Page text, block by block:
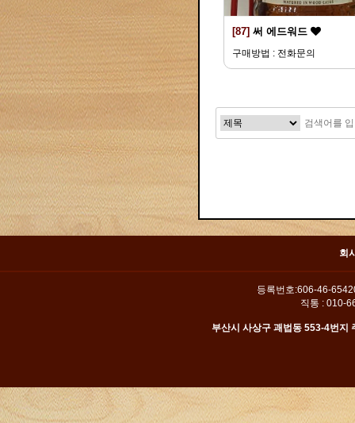
[87] 써 에드워드
구매방법 : 전화문의
회
등록번호:606-46-
직통 : 010-
부산시 사상구 괘법동 553-4번지